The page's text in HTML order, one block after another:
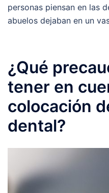
personas piensan en las
abuelos dejaban en un
¿Qué
tener en
colocación
dental?